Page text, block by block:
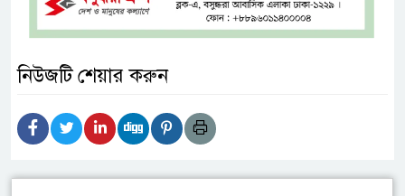
নিউজটি শেয়ার করুন